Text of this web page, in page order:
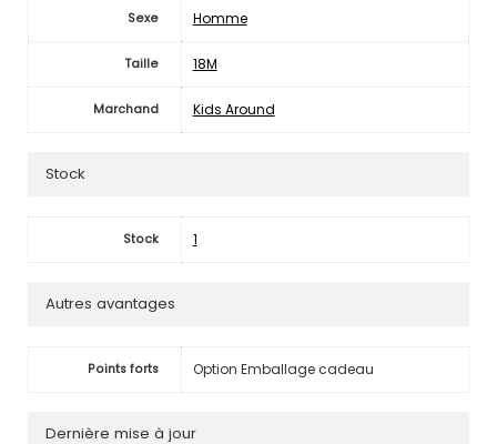
Sexe Homme
Taille 18M
Marchand Kids Around
Stock
Stock 1
Autres avantages
Points forts Option Emballage cadeau
Dernière mise à jour